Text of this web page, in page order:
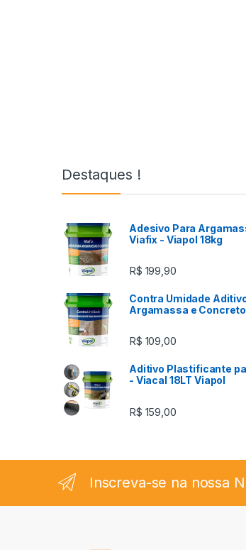
Destaques !
Adesivo Para
Viafix - Viapol 18kg
R$ 199,90
Contra Umidade
Argamassa e
R$ 109,00
Aditivo Plastificante
- Viacal 18LT Viapol
R$ 159,00
Inscreva-se na nossa